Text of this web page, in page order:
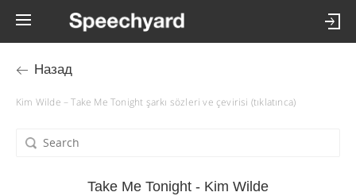
Назад
Kim Wilde – Take Me Tonight şarkı sözleri ve çevirisi (tıklatınca)
Take Me Tonight - Kim Wilde